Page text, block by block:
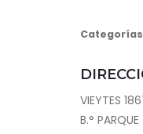
VIEYTES
B.°